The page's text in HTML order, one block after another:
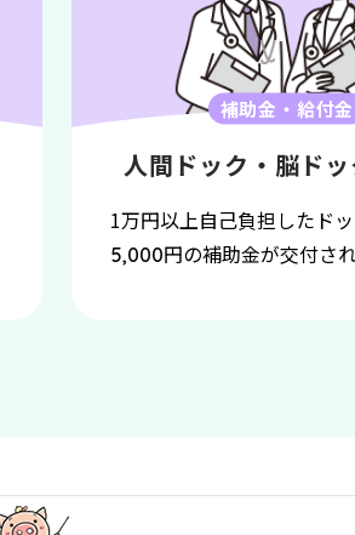
補助金・給付金
人間ドック・脳ド
1万円以上自己負担したドッ
5,000円の補助金が交付され